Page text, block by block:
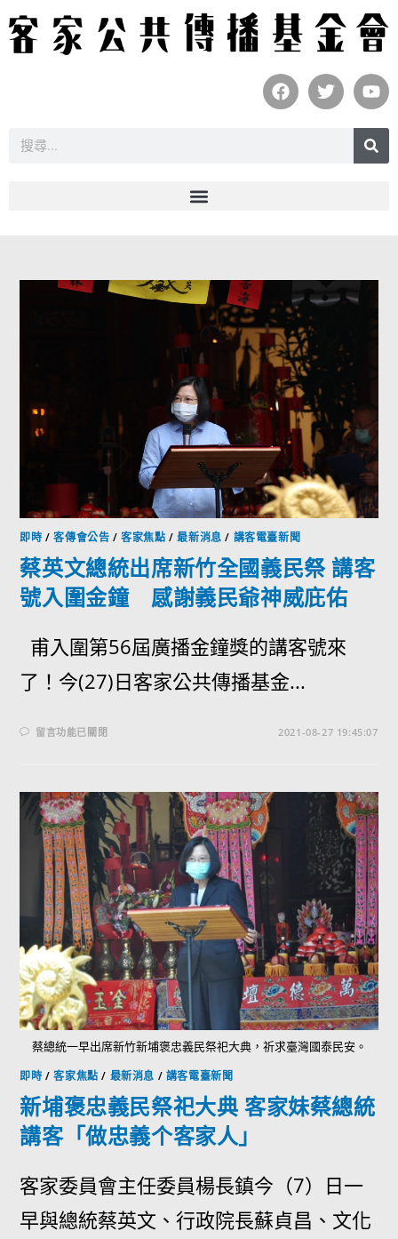
即時 /客傳會公告 /客家焦點 /最新消息 / 講客電臺新聞
蔡英文總統出席新竹全國義民祭 講客
號入圍金鐘 感謝義民爺神威庇佑
甫入圍第56屆廣播金鐘獎的講客號來
了！今(27)日客家公共傳播基金...
留言功能已關閉 2021-08-27 19:45:07
蔡總統一早出席新竹新埔褒忠義民祭祀大典，祈求臺灣國泰民安。
即時 /客家焦點 / 最新消息 / 講客電臺新聞
新埔褒忠義民祭祀大典 客家妹蔡總統
講客「做忠義个客家人」
客家委員會主任委員楊長鎮今（7）日一
早與總統蔡英文、行政院長蘇貞昌、文化